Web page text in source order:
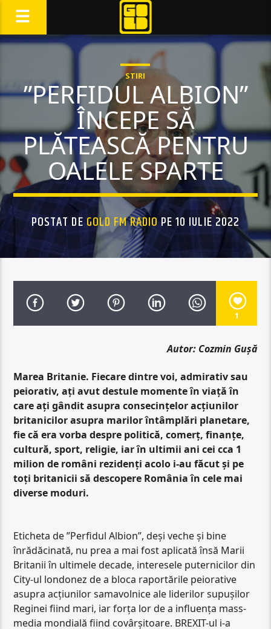
STIRI
”PERFIDUL ALBION”
ÎNCEPE SĂ
PLĂTEASCĂ PENTRU
OALELE SPARTE
POSTAT DEGOLD FM RADIOPE 10 IULIE 2022
1
Autor: Cozmin Gușă
Marea Britanie. Fiecare dintre voi, admirativ sau
peiorativ, ați avut destule momente în viață în
care ați gândit asupra consecințelor acțiunilor
britanicilor asupra marilor întâmplări planetare,
fie că era vorba despre politică, comerț, finanțe,
cultură, sport, religie, iar în ultimii ani cei cca 1
milion de români rezidenți acolo i-au făcut și pe
toți britanicii să descopere România în cele mai
diverse moduri.
Eticheta de ”Perfidul Albion”, deși veche și bine
înrădăcinată, nu prea a mai fost aplicată însă Marii
Britanii în ultimele decade, interesele puternicilor din
City-ul londonez de a bloca raportările peiorative
asupra acțiunilor samavolnice ale liderilor supușilor
Reginei fiind mari, iar forța lor de a influența mass-
media mondială fiind covârșitoare. BREXIT-ul i-a